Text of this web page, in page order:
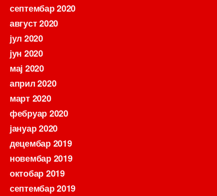
септембар 2020
август 2020
јул 2020
јун 2020
мај 2020
април 2020
март 2020
фебруар 2020
јануар 2020
децембар 2019
новембар 2019
октобар 2019
септембар 2019